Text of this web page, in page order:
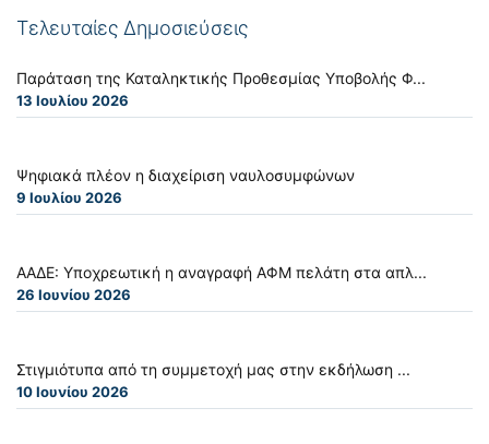
Τελευταίες Δημοσιεύσεις
Παράταση της Καταληκτικής Προθεσμίας Υποβολής Φ...
13 Ιουλίου 2026
Ψηφιακά πλέον η διαχείριση ναυλοσυμφώνων
9 Ιουλίου 2026
ΑΑΔΕ: Υποχρεωτική η αναγραφή ΑΦΜ πελάτη στα απλ...
26 Ιουνίου 2026
Στιγμιότυπα από τη συμμετοχή μας στην εκδήλωση ...
10 Ιουνίου 2026